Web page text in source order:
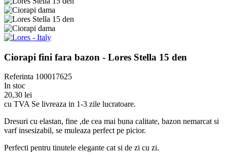
Ciorapi fini fara bazon - Lores Stella 15 den
Referinta 100017625
In stoc
20,30 lei
cu TVA Se livreaza in 1-3 zile lucratoare.
Dresuri cu elastan, fine ,de cea mai buna calitate, bazon nemarcat si
varf insesizabil, se muleaza perfect pe picior.
Perfecti pentru tinutele elegante cat si de zi cu zi.